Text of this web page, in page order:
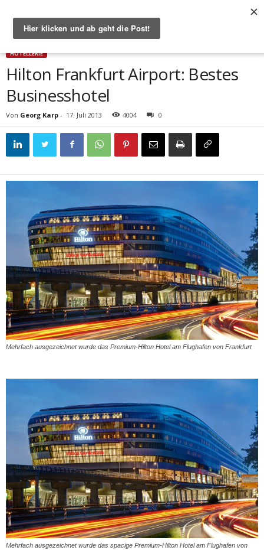
Start Hotellerie Hilton Frankfurt Airport: Bestes Businesshotel
HOTELLERIE
Hilton Frankfurt Airport: Bestes
Businesshotel
Von Georg Karp - 17. Juli 2013 4004 0
Mehrfach ausgezeichnet wurde das Premium-Hilton Hotel am Flughafen von Frankfurt
Mehrfach ausgezeichnet wurde das spacige Premium-Hilton Hotel am Flughafen von